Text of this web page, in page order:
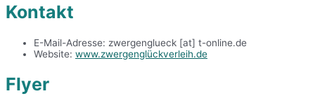
Kontakt
E-Mail-Adresse: zwergenglueck [at] t-online.de
Website: www.zwergenglückverleih.de
Flyer